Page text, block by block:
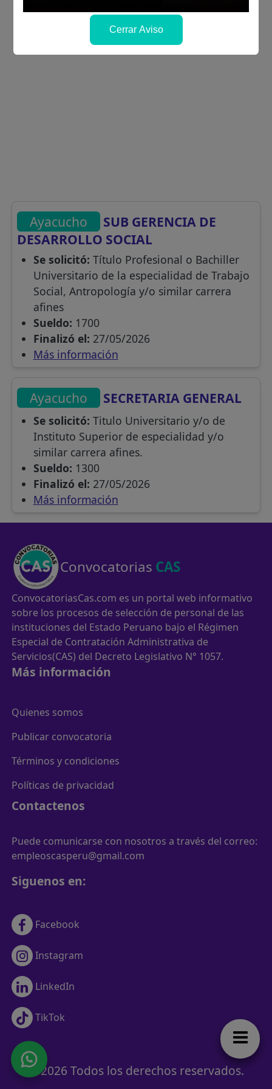
Ayacucho
SUB GERENCIA DE
DESARROLLO SOCIAL
Se solicitó: Título Profesional o Bachiller
Universitario de la especialidad de Trabajo
Social, Antropología y/o similar carrera
afines
Sueldo: 1700
Finalizó el: 27/05/2026
Más información
Ayacucho SECRETARIA GENERAL
Se solicitó: Titulo Universitario y/o de
Instituto Superior de especialidad y/o
similar carrera afines.
Sueldo: 1300
Finalizó el: 27/05/2026
Más información
Convocatorias CAS
ConvocatoriasCas.com es un portal web informativo
sobre los procesos de selección de personal de las
instituciones del Estado Peruano bajo el Régimen
Especial de Contratación Administrativa de
Servicios(CAS) del Decreto Legislativo N° 1057.
Más información
Quienes somos
Publicar convocatoria
Términos y condiciones
Políticas de privacidad
Contactenos
Puede comunicarse con nosotros a través del correo:
empleoscasperu@gmail.com
Siguenos en:
Facebook
Instagram
LinkedIn
TikTok
© 2026 Todos los derechos reservados.
Cerrar Aviso